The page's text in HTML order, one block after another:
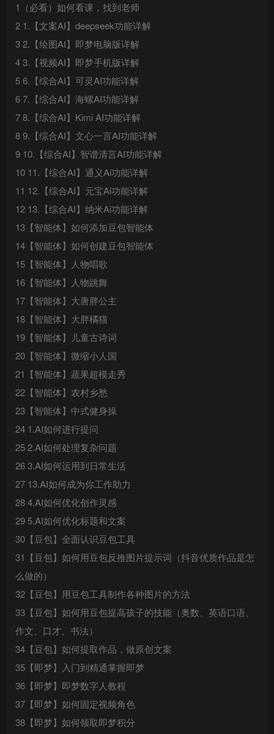
1（必看）如何看课，找到老师
2 1.【文案AI】deepseek功能详解
3 2.【绘图AI】即梦电脑版详解
4 3.【视频AI】即梦手机版详解
5 6.【综合AI】可灵AI功能详解
6 7.【综合AI】海螺AI功能详解
7 8.【综合AI】Kimi AI功能详解
8 9.【综合AI】文心一言AI功能详解
9 10.【综合AI】智谱清言AI功能详解
10 11.【综合AI】通义Ai功能详解
11 12.【综合AI】元宝Ai功能详解
12 13.【综合AI】纳米Ai功能详解
13【智能体】如何添加豆包智能体
14【智能体】如何创建豆包智能体
15【智能体】人物唱歌
16【智能体】人物跳舞
17【智能体】大唐胖公主
18【智能体】大胖橘猫
19【智能体】儿童古诗词
20【智能体】微缩小人国
21【智能体】蔬果超模走秀
22【智能体】农村乡愁
23【智能体】中式健身操
24 1.AI如何进行提问
25 2.AI如何处理复杂问题
26 3.AI如何运用到日常生活
27 13.AI如何成为你工作助力
28 4.AI如何优化创作灵感
29 5.AI如何优化标题和文案
30【豆包】全面认识豆包工具
31【豆包】如何用豆包反推图片提示词（抖音优质作品是怎
么做的）
32【豆包】用豆包工具制作各种图片的方法
33【豆包】如何用豆包提高孩子的技能（奥数、英语口语、
作文、口才、书法）
34【豆包】如何提取作品，做原创文案
35【即梦】入门到精通掌握即梦
36【即梦】即梦数字人教程
37【即梦】如何固定视频角色
38【即梦】如何领取即梦积分